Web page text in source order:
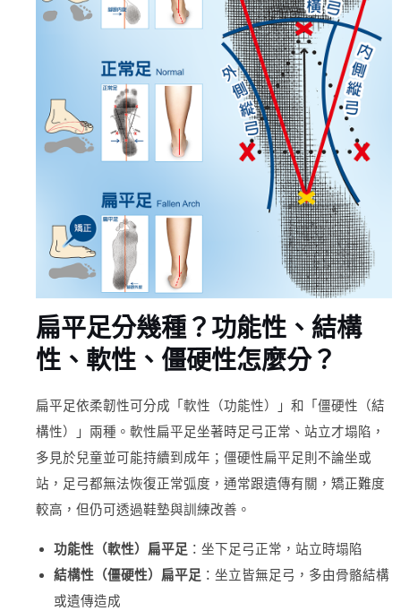
扁平足分幾種？功能性、結構
性、軟性、僵硬性怎麼分？
扁平足依柔韌性可分成「軟性（功能性）」和「僵硬性（結
構性）」兩種。軟性扁平足坐著時足弓正常、站立才塌陷，
多見於兒童並可能持續到成年；僵硬性扁平足則不論坐或
站，足弓都無法恢復正常弧度，通常跟遺傳有關，矯正難度
較高，但仍可透過鞋墊與訓練改善。
功能性（軟性）扁平足 ：坐下足弓正常，站立時塌陷
結構性（僵硬性）扁平足 ：坐立皆無足弓，多由骨骼結構
或遺傳造成